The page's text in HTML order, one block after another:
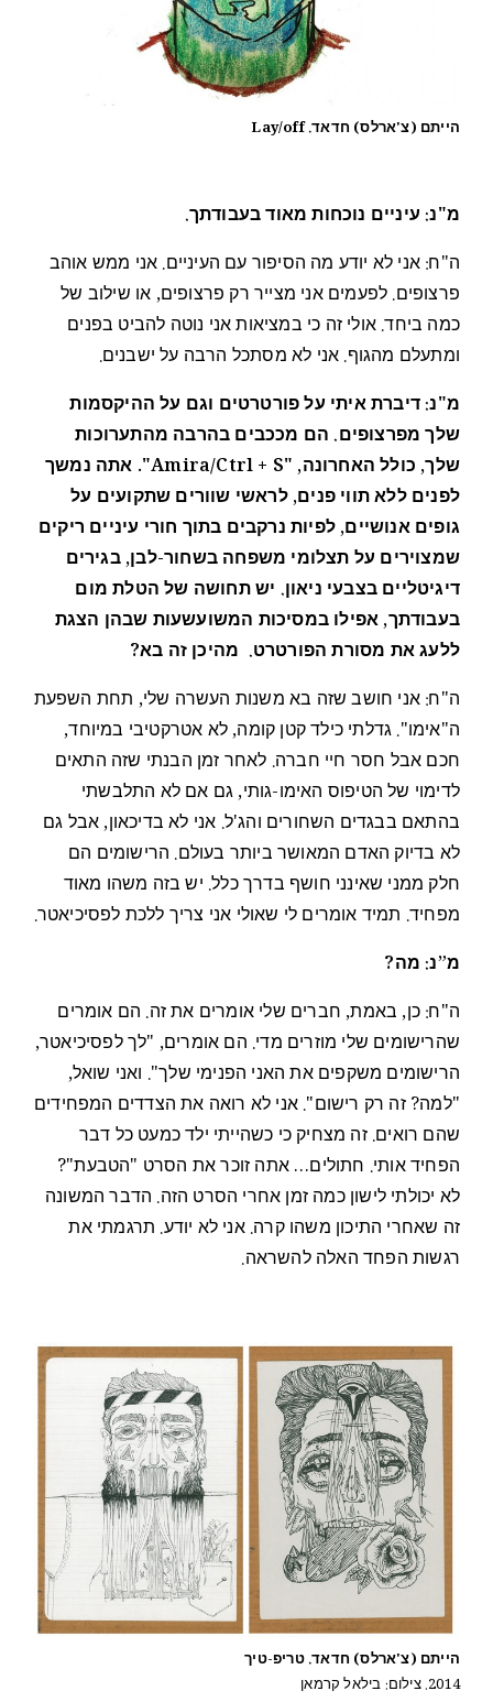
הייתם (צ'ארלס) חדאד. Lay/off
מ"נ: עיניים נוכחות מאוד בעבודתך.
ה"ח: אני לא יודע מה הסיפור עם העיניים. אני ממש אוהב
פרצופים. לפעמים אני מצייר רק פרצופים, או שילוב של
כמה ביחד. אולי זה כי במציאות אני נוטה להביט בפנים
ומתעלם מהגוף. אני לא מסתכל הרבה על ישבנים.
מ"נ: דיברת איתי על פורטרטים וגם על ההיקסמות
שלך מפרצופים. הם מככבים בהרבה מהתערוכות
שלך, כולל האחרונה, "Amira/Ctrl + S". אתה נמשך
לפנים ללא תווי פנים, לראשי שוורים שתקועים על
גופים אנושיים, לפיות נרקבים בתוך חורי עיניים ריקים
שמצוירים על תצלומי משפחה בשחור-לבן, בגירים
דיגיטליים בצבעי ניאון. יש תחושה של הטלת מום
בעבודתך, אפילו במסיכות המשועשעות שבהן הצגת
ללעג את מסורת הפורטרט. מהיכן זה בא?
ה"ח: אני חושב שזה בא משנות העשרה שלי, תחת השפעת
ה"אימו". גדלתי כילד קטן קומה, לא אטרקטיבי במיוחד,
חכם אבל חסר חיי חברה. לאחר זמן הבנתי שזה התאים
לדימוי של הטיפוס האימו-גותי, גם אם לא התלבשתי
בהתאם בבגדים השחורים והג'ל. אני לא בדיכאון, אבל גם
לא בדיוק האדם המאושר ביותר בעולם. הרישומים הם
חלק ממני שאינני חושף בדרך כלל. יש בזה משהו מאוד
מפחיד. תמיד אומרים לי שאולי אני צריך ללכת לפסיכיאטר.
מ”נ: מה?
ה"ח: כן, באמת, חברים שלי אומרים את זה. הם אומרים
שהרישומים שלי מוזרים מדי. הם אומרים, "לך לפסיכיאטר,
הרישומים משקפים את האני הפנימי שלך". ואני שואל,
"למה? זה רק רישום". אני לא רואה את הצדדים המפחידים
שהם רואים. זה מצחיק כי כשהייתי ילד כמעט כל דבר
הפחיד אותי. חתולים… אתה זוכר את הסרט "הטבעת"?
לא יכולתי לישון כמה זמן אחרי הסרט הזה. הדבר המשונה
זה שאחרי התיכון משהו קרה. אני לא יודע. תרגמתי את
רגשות הפחד האלה להשראה.
הייתם (צ'ארלס) חדאד. טריפ-טיך
2014. צילום: בילאל קרמאן